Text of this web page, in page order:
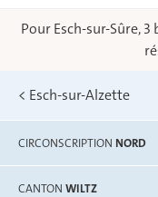
Pour Esch-sur-Sûre,
< Esch-sur-Alzette
CIRCONSCRIPTION NORD
CANTON WILTZ